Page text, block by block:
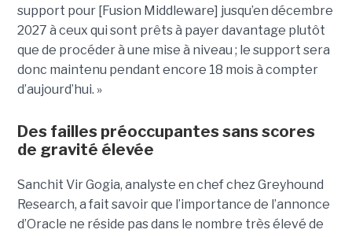
support pour [Fusion Middleware] jusqu’en décembre
2027 à ceux qui sont prêts à payer davantage plutôt
que de procéder à une mise à niveau ; le support sera
donc maintenu pendant encore 18 mois à compter
d’aujourd’hui. »
Des failles préoccupantes sans scores
de gravité élevée
Sanchit Vir Gogia, analyste en chef chez Greyhound
Research, a fait savoir que l’importance de l’annonce
d’Oracle ne réside pas dans le nombre très élevé de